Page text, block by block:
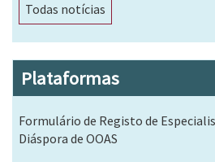
Todas notícias
Plataformas
Formulário de Registo de
Diáspora de OOAS